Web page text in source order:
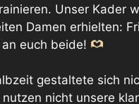
Unser Kader
Damen erhielten:
euch beide!
gestaltete sich
nicht unsere